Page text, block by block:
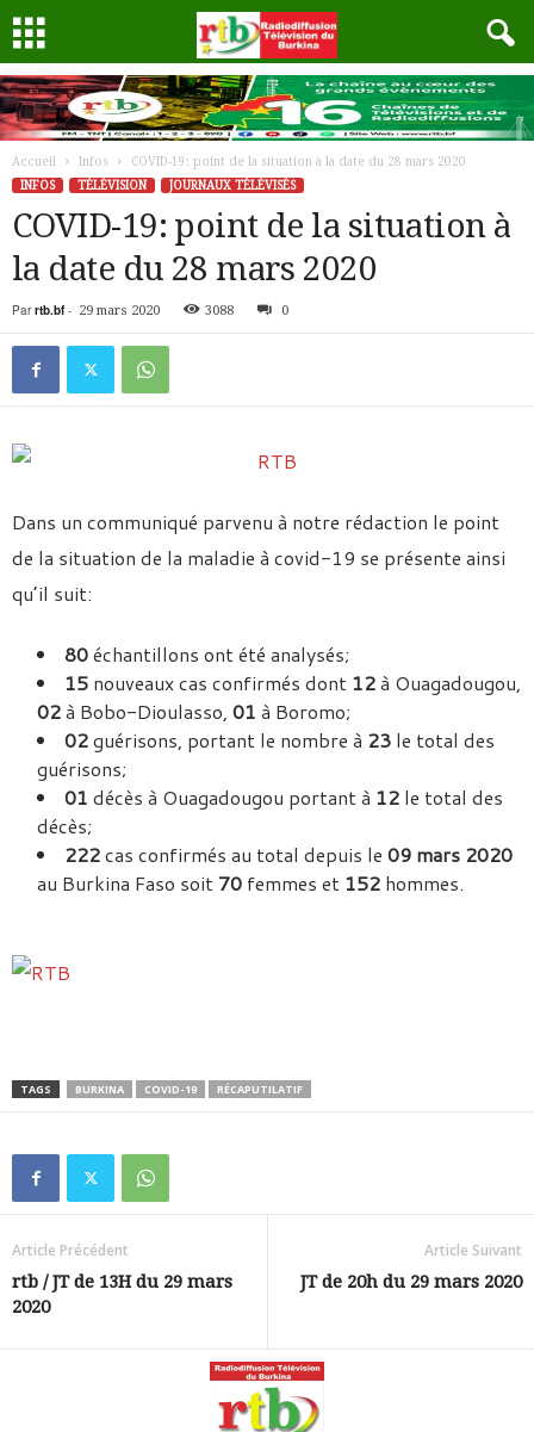
Accueil Infos
COVID-19: point de la situation à la date du 28 mars 2020
INFOS
TÉLÉVISION JOURNAUX TÉLÉVISÉS
COVID-19: point de la situation à
la date du 28 mars 2020
Par rtb.bf- 29 mars 2020 3088 0
Dans un communiqué parvenu à notre rédaction le point
de la situation de la maladie à covid-19 se présente ainsi
qu’il suit:
80échantillons ont été analysés;
15 nouveaux cas confirmés dont 12à Ouagadougou,
02à Bobo-Dioulasso, 01 à Boromo;
02guérisons, portant le nombre à 23 le total des
guérisons;
01 décès à Ouagadougou portant à 12 le total des
décès;
222cas confirmés au total depuis le 09 mars 2020
au Burkina Faso soit 70 femmes et 152 hommes.
TAGS BURKINA COVID-19 RÉCAPUTILATIF
Article Précédent
rtb / JT de 13H du 29 mars
2020
Article Suivant
JT de 20h du 29 mars 2020